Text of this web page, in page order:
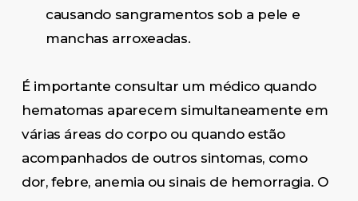
causando sangramentos sob a pele e
manchas arroxeadas.
É importante consultar um médico quando
hematomas aparecem simultaneamente em
várias áreas do corpo ou quando estão
acompanhados de outros sintomas, como
dor, febre, anemia ou sinais de hemorragia. O